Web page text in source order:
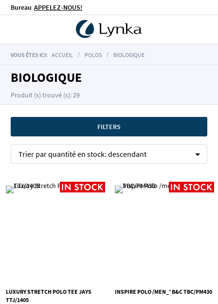
Bureau APPELEZ-NOUS!
VOUS ÊTES ICI: ACCUEIL POLOS BIOLOGIQUE
BIOLOGIQUE
Produit (s) trouvé (s): 29
FILTERS
Trier parquantité en stock: descendant
LUXURY STRETCH POLO TEE JAYS
TTJ/1405
INSPIRE POLO /MEN_° B&C TBC/PM430